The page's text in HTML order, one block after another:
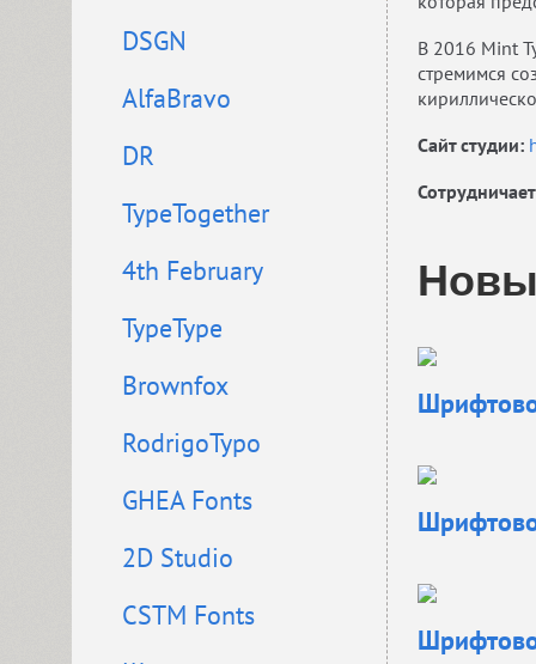
DSGN
AlfaBravo
DR
TypeTogether
4th February
TypeType
Brownfox
RodrigoTypo
GHEA Fonts
2D Studio
CSTM Fonts
В 2016 Mint
стремимся
Сайт студии: